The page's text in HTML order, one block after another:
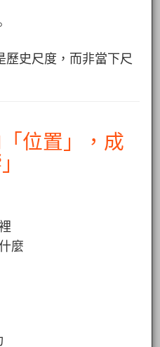
史尺度，而非當下尺
位置」，成
麼